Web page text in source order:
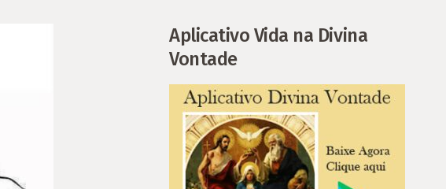
Aplicativo Vida na Divina
Vontade